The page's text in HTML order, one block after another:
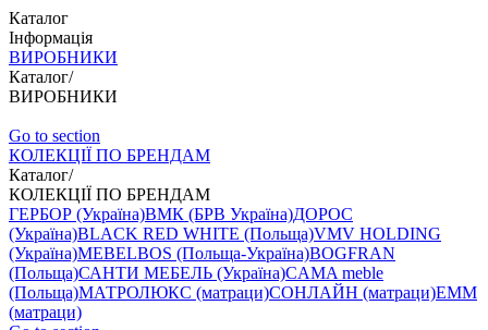
Каталог
Інформація
ВИРОБНИКИ
Каталог/
ВИРОБНИКИ
Go to section
КОЛЕКЦІЇ ПО БРЕНДАМ
Каталог/
КОЛЕКЦІЇ ПО БРЕНДАМ
ГЕРБОР (Україна)ВМК (БРВ Україна)ДОРОС
(Україна)BLACK RED WHITE (Польща)VMV HOLDING
(Україна)MEBELBOS (Польща-Україна)BOGFRAN
(Польща)САНТИ МЕБЕЛЬ (Україна)CAMA meble
(Польща)МАТРОЛЮКС (матраци)СОНЛАЙН (матраци)EMM
(матраци)